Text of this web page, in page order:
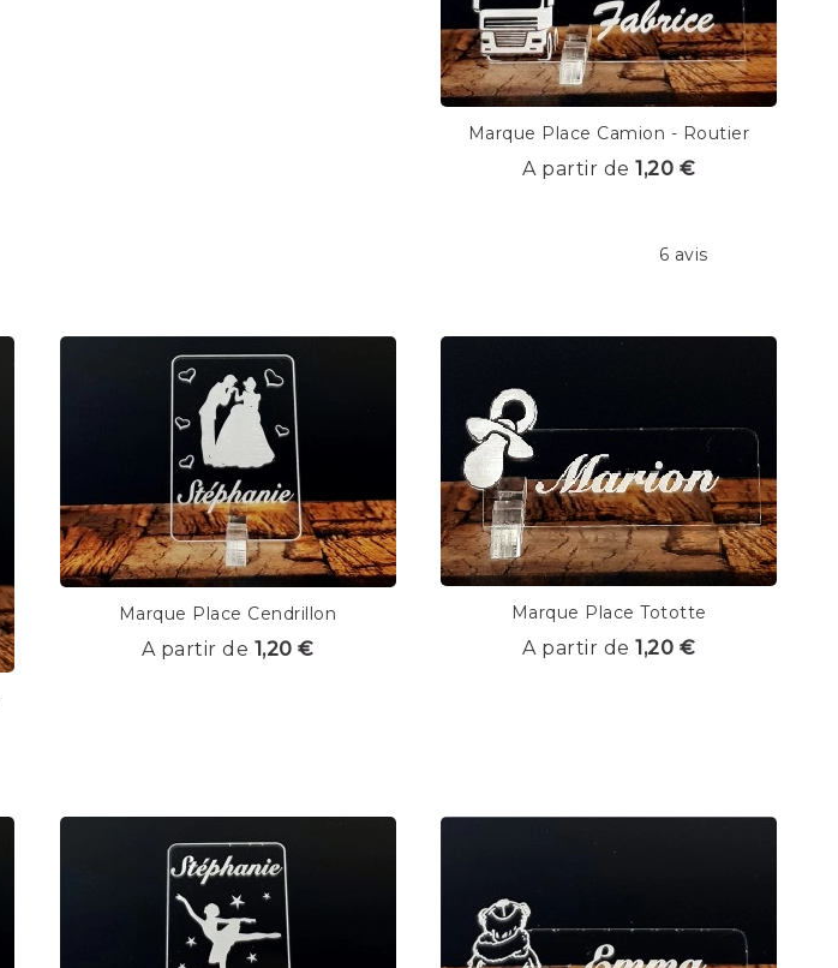
Marque Place Camion - Routier
A partir de1,20 €
6 avis
Marque Place Cendrillon
A partir de 1,20 €
Marque Place Tototte
A partir de1,20 €